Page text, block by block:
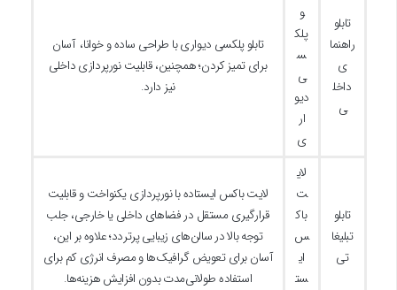
تابلو
راهنما
ی
داخل
ی
و
پلک
س
ی
دیو
ار
ی
تابلو پلکسی دیواری با طراحی ساده و خوانا، آسان
برای تمیز کردن؛ همچنین، قابلیت نورپردازی داخلی
نیز دارد.
تابلو
تبلیغا
تی
لای
ت
باک
س
ای
ست
لایت باکس ایستاده با نورپردازی یکنواخت و قابلیت
قرارگیری مستقل در فضاهای داخلی یا خارجی، جلب
توجه بالا در سالن‌های زیبایی پرتردد؛ علاوه بر این،
آسان برای تعویض گرافیک‌ها و مصرف انرژی کم برای
استفاده طولانی‌مدت بدون افزایش هزینه‌ها.